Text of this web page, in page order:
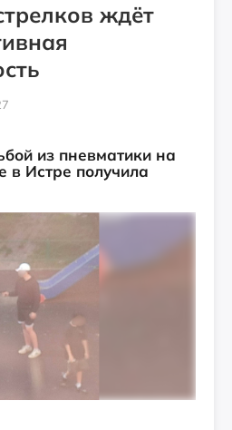
ждёт
из пневматики на
в Истре получила